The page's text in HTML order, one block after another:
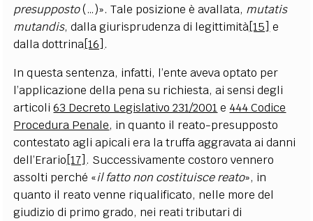
presupposto(…)». Tale posizione è avallata, mutatis
mutandis, dalla giurisprudenza di legittimità[15] e
dalla dottrina[16] .
In questa sentenza, infatti, l’ente aveva optato per
l’applicazione della pena su richiesta, ai sensi degli
articoli63 Decreto Legislativo 231/2001 e444 Codice
Procedura Penale, in quanto il reato-presupposto
contestato agli apicali era la truffa aggravata ai danni
dell’Erario[17] . Successivamente costoro vennero
assolti perché «il fatto non costituisce reato», in
quanto il reato venne riqualificato, nelle more del
giudizio di primo grado, nei reati tributari di